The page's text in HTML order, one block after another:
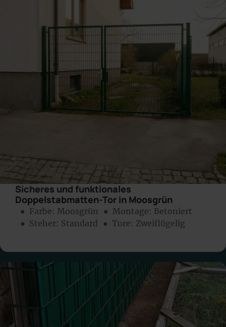
Sicheres und funktionales
Doppelstabmatten-Tor in Moosgrün
● Farbe: Moosgrün ● Montage: Betoniert
● Steher: Standard
● Tore: Zweiflügelig